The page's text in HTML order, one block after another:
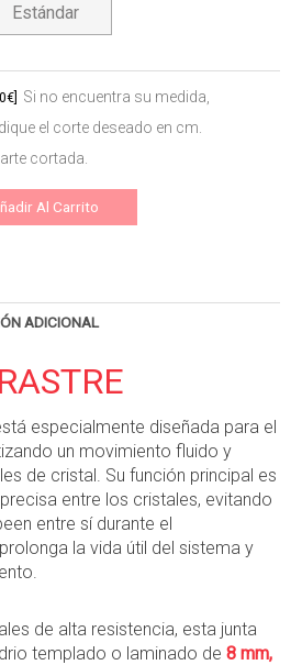
Estándar
Si no encuentra su medida,
el corte deseado en cm.
cortada.
Al Carrito
ADICIONAL
especialmente diseñada para el
un movimiento fluido y
de cristal. Su función principal es
entre los cristales, evitando
entre sí durante el
la vida útil del sistema y
de alta resistencia, esta junta
templado o laminado de 8 mm,